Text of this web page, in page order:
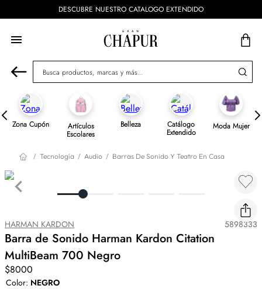
DESCUBRE NUESTRO CATALOGO EXTENDIDO
Busca productos, marcas y más...
Zona Cupón Artículos
Escolares
Belleza Catálogo
Extendido
Moda Mujer
Tecnología Audio Barras De Sonido Y Teatro En Casa
HARMAN KARDON 5898333
Barra de Sonido Harman Kardon Citation
MultiBeam 700 Negro
$8000
Color: NEGRO